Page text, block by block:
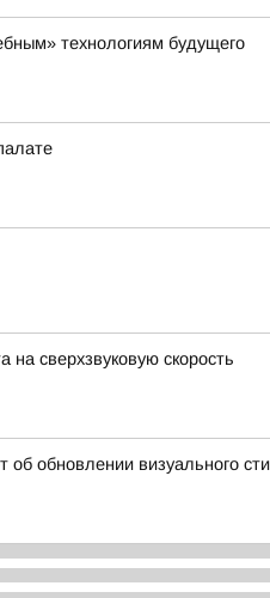
технологиям будущего
сверхзвуковую скорость
об обновлении визуального